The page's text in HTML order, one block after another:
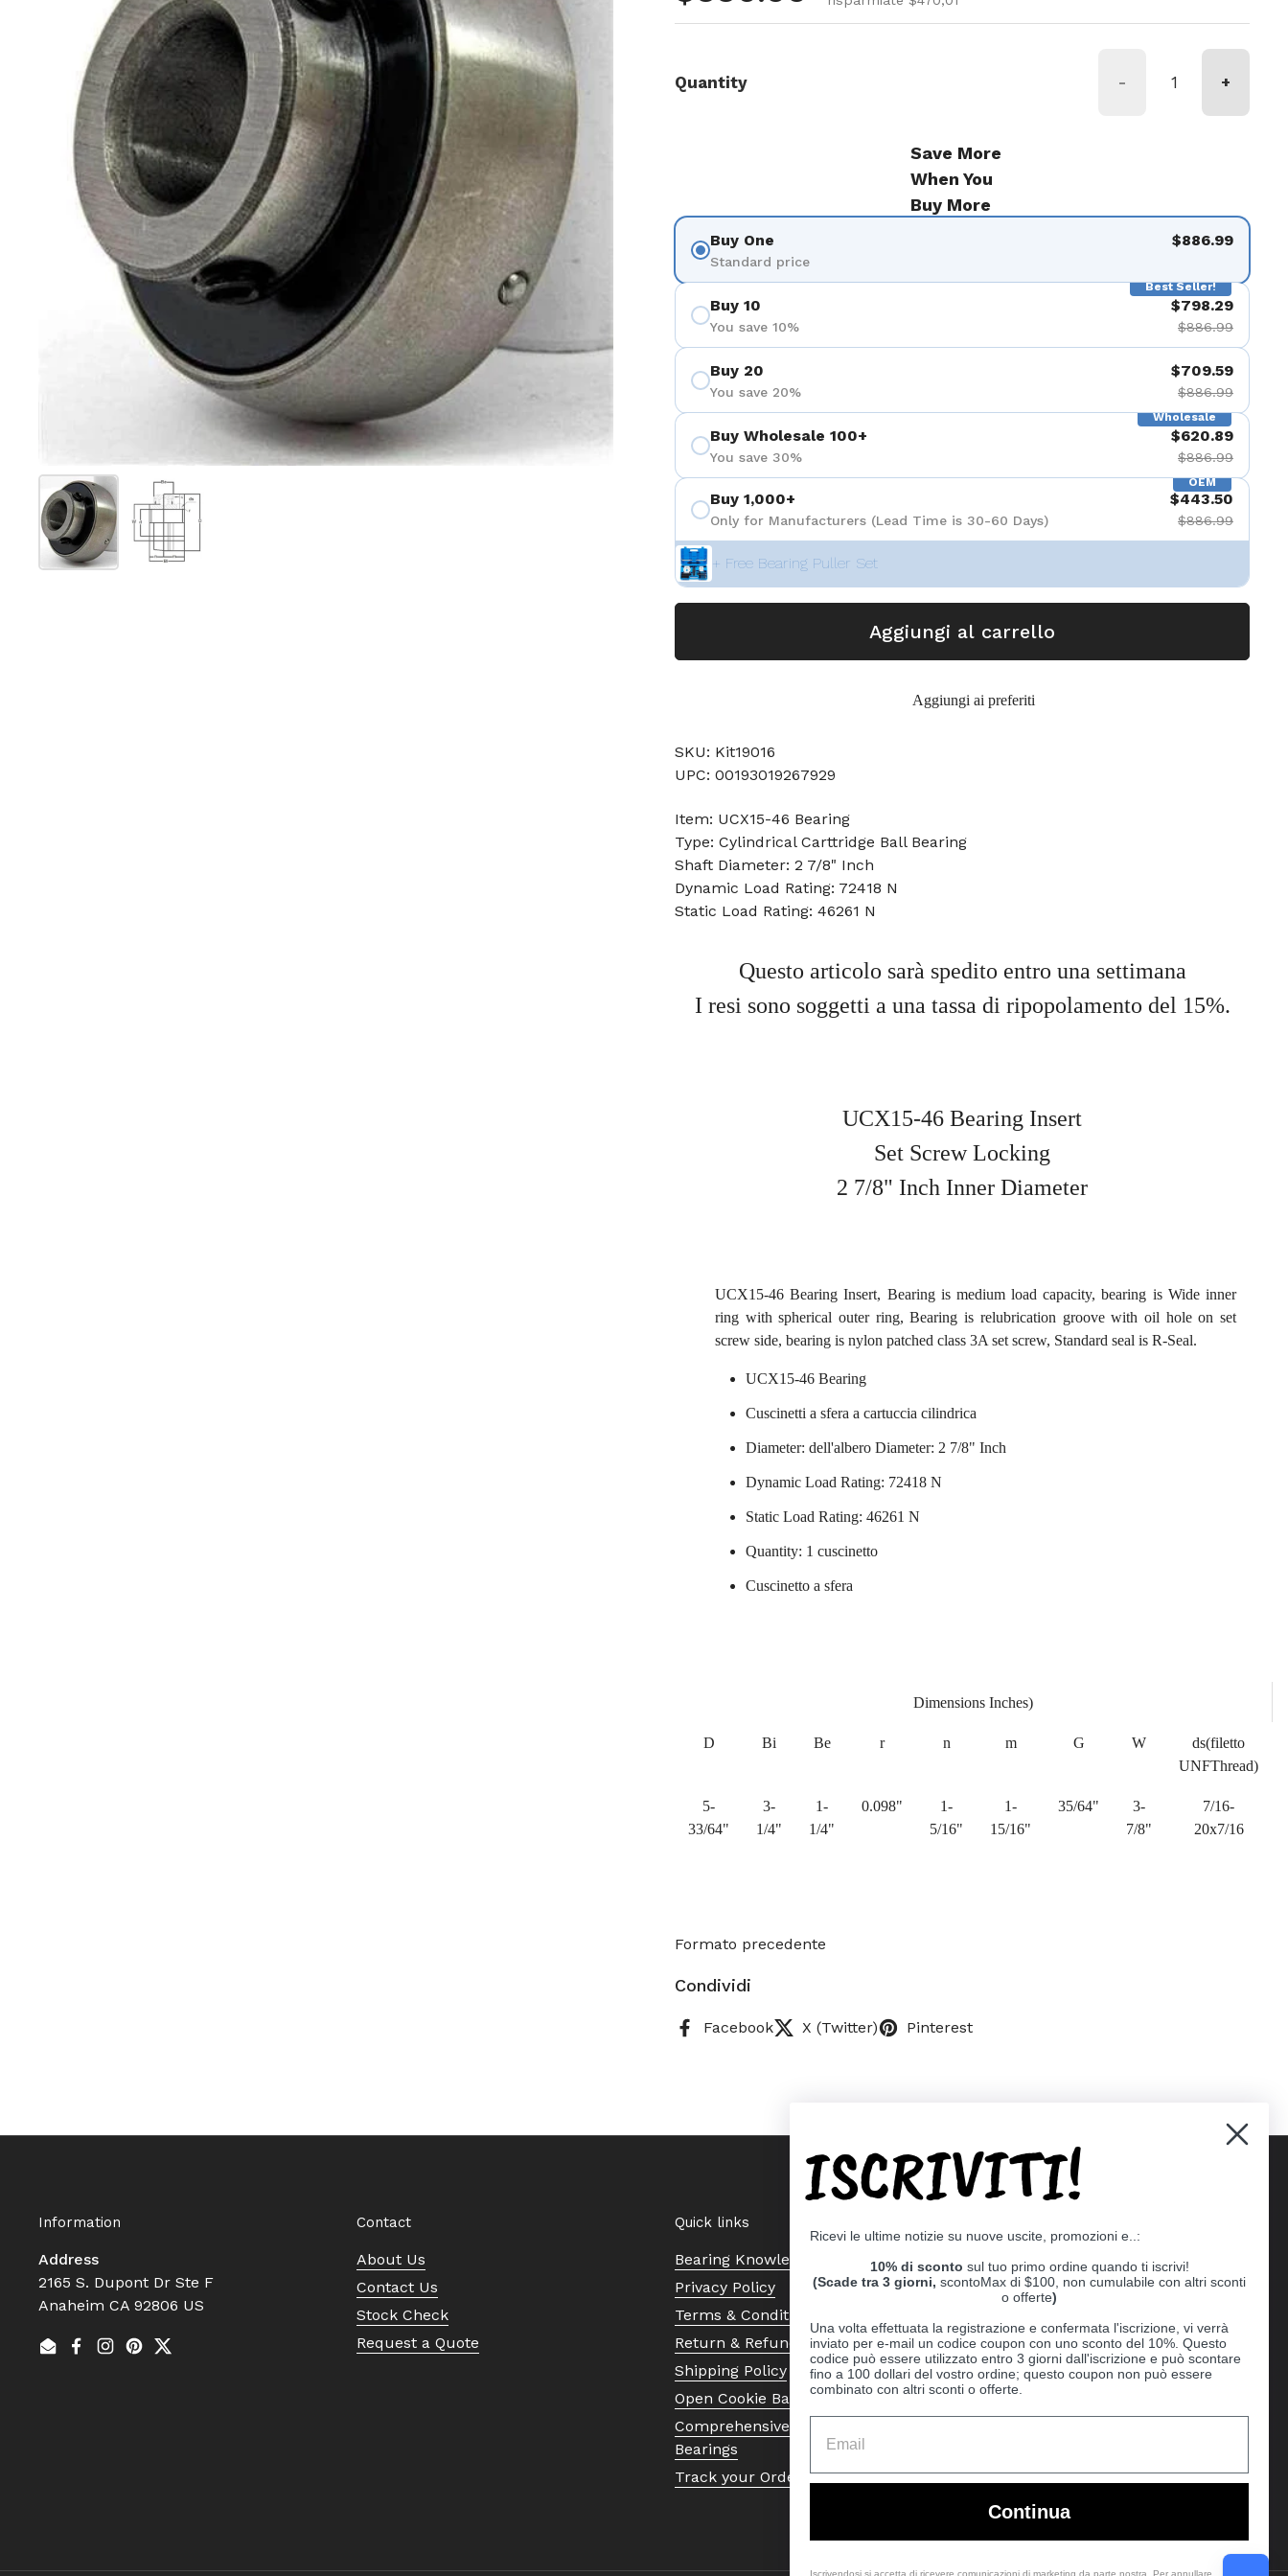
Mostra diapositiva 1Mostra diapositiva 2
Quantity - +
Save More
When You
Buy More
Buy One
Standard price
$886.99
Best Seller!
Buy 10
You save 10%
$798.29
$886.99
Buy 20
You save 20%
$709.59
$886.99
Wholesale
Buy Wholesale 100+
You save 30%
$620.89
$886.99
OEM
Buy 1,000+
Only for Manufacturers (Lead Time is 30-60 Days)
$443.50
$886.99
+ Free Bearing Puller Set
Aggiungi al carrello
Aggiungi ai preferiti
SKU: Kit19016
UPC: 00193019267929
Item: UCX15-46 Bearing
Type: Cylindrical Carttridge Ball Bearing
Shaft Diameter: 2 7/8" Inch
Dynamic Load Rating: 72418 N
Static Load Rating: 46261 N
Questo articolo sarà spedito entro una settimana
I resi sono soggetti a una tassa di ripopolamento del 15%.
UCX15-46 Bearing Insert
Set Screw Locking
2 7/8" Inch Inner Diameter
UCX15-46 Bearing Insert, Bearing is medium load capacity, bearing is Wide inner
ring with spherical outer ring, Bearing is relubrication groove with oil hole on set
screw side, bearing is nylon patched class 3A set screw, Standard seal is R-Seal.
UCX15-46 Bearing
Cuscinetti a sfera a cartuccia cilindrica
Diameter: dell'albero Diameter: 2 7/8" Inch
Dynamic Load Rating: 72418 N
Static Load Rating: 46261 N
Quantity: 1 cuscinetto
Cuscinetto a sfera
Dimensions Inches)
D Bi Be r n m G W
ds(filetto
UNFThread)
5-
33/64"
3-
1/4"
1-
1/4"
0.098"
1-
5/16"
1-
15/16"
35/64"
3-
7/8"
7/16-
20x7/16
Formato precedente
Condividi
Facebook X (Twitter) Pinterest
Information
Address
2165 S. Dupont Dr Ste F
Anaheim CA 92806 US
EmailFacebook
Instagram
Pinterest
Twitter
Contact
About Us
Contact Us
Stock Check
Request a Quote
Quick links
Bearing Knowledge Center
Privacy Policy
Terms & Conditions
Return & Refund Policy
Shipping Policy
Open Cookie Banner
Comprehensive Guide to Ball
Bearings
Track your Order
ISCRIVITI!
Ricevi le ultime notizie su nuove uscite, promozioni e..:
10% di sconto sul tuo primo ordine quando ti iscrivi!
(Scade tra 3 giorni, scontoMax di $100, non cumulabile con altri sconti
o offerte)
Una volta effettuata la registrazione e confermata l'iscrizione, vi verrà
inviato per e-mail un codice coupon con uno sconto del 10%. Questo
codice può essere utilizzato entro 3 giorni dall'iscrizione e può scontare
fino a 100 dollari del vostro ordine; questo coupon non può essere
combinato con altri sconti o offerte.
Continua
Iscrivendosi si accetta di ricevere comunicazioni di marketing da parte nostra. Per annullare